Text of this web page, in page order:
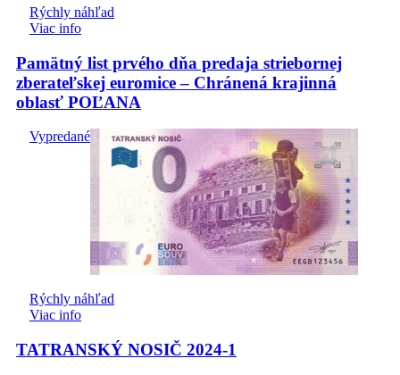
Rýchly náhľad
Viac info
Pamätný list prvého dňa predaja striebornej
zberateľskej euromice – Chránená krajinná
oblasť POĽANA
Vypredané
Rýchly náhľad
Viac info
TATRANSKÝ NOSIČ 2024-1